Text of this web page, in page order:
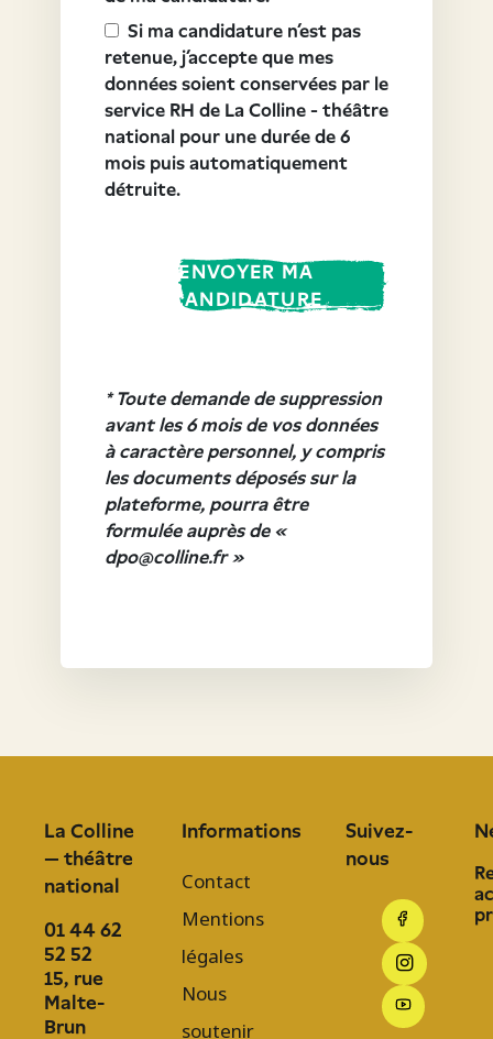
Si ma candidature n’est pas
retenue, j’accepte que mes
données soient conservées par le
service RH de La Colline - théâtre
national pour une durée de 6
mois puis automatiquement
détruite.
ENVOYER MA
CANDIDATURE
* Toute demande de suppression
avant les 6 mois de vos données
à caractère personnel, y compris
les documents déposés sur la
plateforme, pourra être
formulée auprès de «
dpo@colline.fr »
La Colline
— théâtre
national
01 44 62
52 52
15, rue
Malte-
Brun
Informations
Contact
Mentions
légales
Nous
soutenir
Suivez-
nous